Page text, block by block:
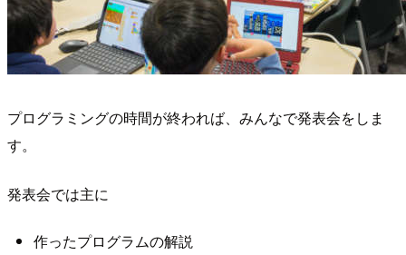
プログラミングの時間が終われば、みんなで発表会をしま
す。
発表会では主に
作ったプログラムの解説